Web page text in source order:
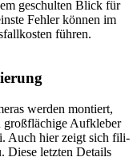
geschulten Blick für
Fehler können im
führen.
werden montiert,
groß­flä­chige Aufkleber
Auch hier zeigt sich fili­
Diese letzten Details